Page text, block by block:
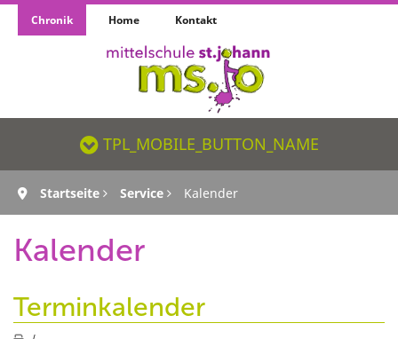
Chronik Home Kontakt
TPL_MOBILE_BUTTON_NAME_SR
TPL_MOBILE_BUTTON_NAME
Startseite Service Kalender
Kalender
Terminkalender